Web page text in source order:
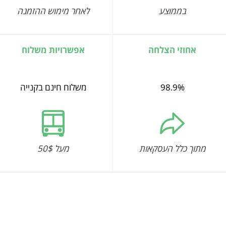
בממוצע לאחר מימוש ההזמנה
אחוזי הצלחה
98.9%
מתוך כלל העסקאות
אפשרויות משלוח
משלוח חינם בקנייה
מעל 50$